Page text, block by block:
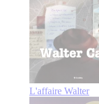
L'affaire Walter